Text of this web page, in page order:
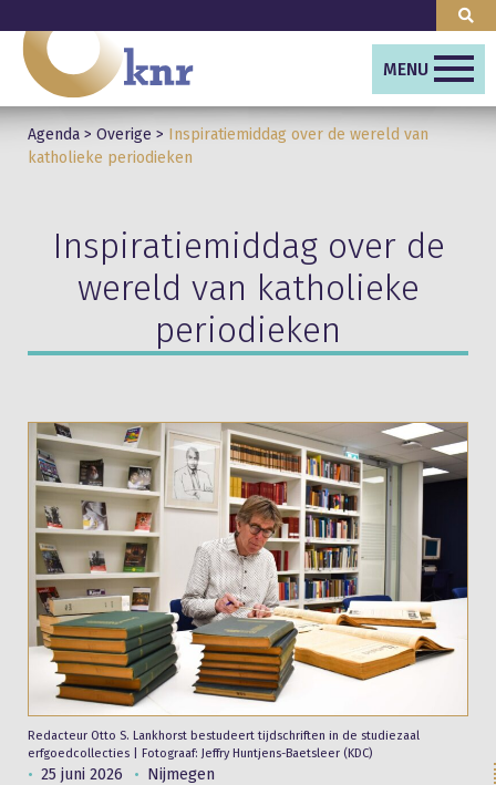
MENU
Agenda > Overige > Inspiratiemiddag over de wereld van
katholieke periodieken
Inspiratiemiddag over de
wereld van katholieke
periodieken
Redacteur Otto S. Lankhorst bestudeert tijdschriften in de studiezaal
erfgoedcollecties | Fotograaf: Jeffry Huntjens-Baetsleer (KDC)
25 juni 2026 Nijmegen